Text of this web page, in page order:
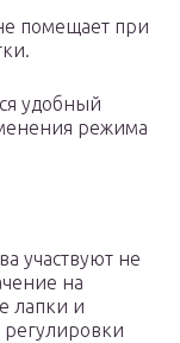
помещает при
удобный
режима
участвуют не
на
лапки и